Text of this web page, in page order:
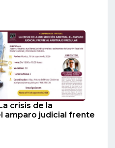
crisis de la
amparo judicial frente